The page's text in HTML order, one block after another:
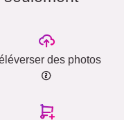
des photos